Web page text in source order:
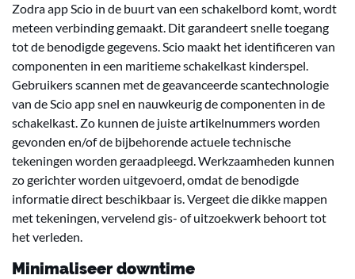
Zodra app Scio in de buurt van een schakelbord komt, wordt
meteen verbinding gemaakt. Dit garandeert snelle toegang
tot de benodigde gegevens. Scio maakt het identificeren van
componenten in een maritieme schakelkast kinderspel.
Gebruikers scannen met de geavanceerde scantechnologie
van de Scio app snel en nauwkeurig de componenten in de
schakelkast. Zo kunnen de juiste artikelnummers worden
gevonden en/of de bijbehorende actuele technische
tekeningen worden geraadpleegd. Werkzaamheden kunnen
zo gerichter worden uitgevoerd, omdat de benodigde
informatie direct beschikbaar is. Vergeet die dikke mappen
met tekeningen, vervelend gis- of uitzoekwerk behoort tot
het verleden.
Minimaliseer downtime